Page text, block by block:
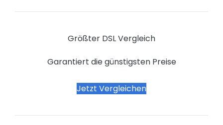
Größter DSL Vergleich
Garantiert die günstigsten Preise
Jetzt Vergleichen